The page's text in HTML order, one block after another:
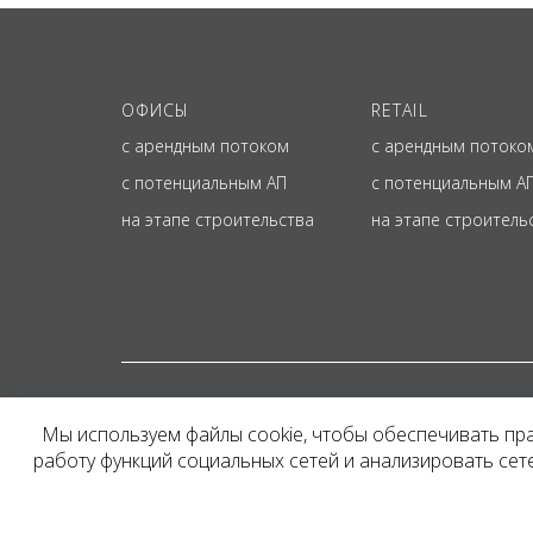
ОФИСЫ
с арендным потоком
с потенциальным АП
на этапе строительства
RETAIL
с арендным
с потенциальным
на этапе
Представленная на
и не является
Мы используем файлы cookie, чтобы обеспечивать
работу функций социальных сетей и анализировать